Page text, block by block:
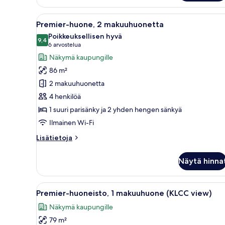
Avaa
kaikki
huonetyypin
Premier-
huone,
2
makuuhuonetta
kuvat
Moderni hotellihuone, jossa
6
Premier-huone, 2 makuuhuonetta
9,49,4 kautta 10
Poikkeuksellisen hyvä
6 arvostelua
(6
arvostelua)
Näkymä kaupungille
86 m²
2 makuuhuonetta
4 henkilöä
1 suuri parisänky ja 2 yhden hengen sänkyä
Ilmainen Wi-Fi
Lisätietoja
Lisätietoja
2
makuuhuonetta
Näytä
Avaa
kaikki
huonetyypin
Premier-
Moderni keittiö, jossa on
8
Premier-huoneisto, 1 makuuhuone (KLCC view)
Näkymä kaupungille
79 m²